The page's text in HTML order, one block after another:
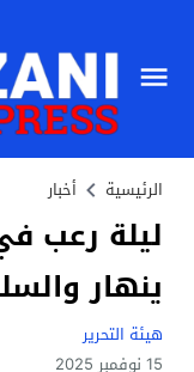
الرئيسية أخبار
ليلة رعب
ينهار
هيئة التحرير
15 نوفمبر 2025